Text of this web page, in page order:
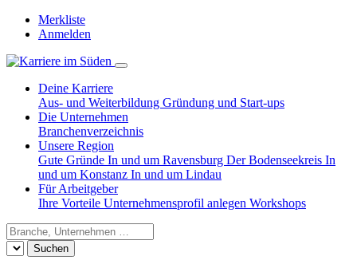
Merkliste
Anmelden
Deine Karriere
Aus- und Weiterbildung Gründung und Start-ups
Die Unternehmen
Branchenverzeichnis
Unsere Region
Gute Gründe In und um Ravensburg Der Bodenseekreis In
und um Konstanz In und um Lindau
Für Arbeitgeber
Ihre Vorteile Unternehmensprofil anlegen Workshops
Suchen